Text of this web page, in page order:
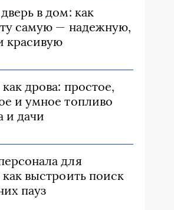
в дом: как
ту самую — надежную,
красивую
дрова: простое,
и умное топливо
и дачи
для
как выстроить поиск
пауз